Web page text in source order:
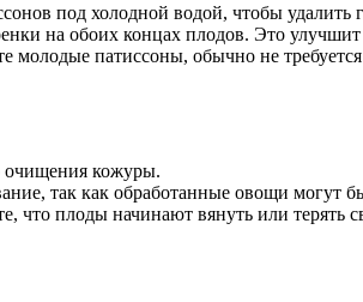
под холодной водой, чтобы удалить
на обоих концах плодов. Это
патиссоны, обычно не
очищения кожуры.
так как обработанные овощи могут
что плоды начинают вянуть или терять